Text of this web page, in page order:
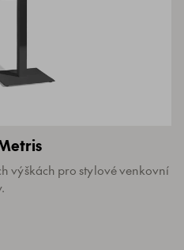
výškách pro stylové venkovní